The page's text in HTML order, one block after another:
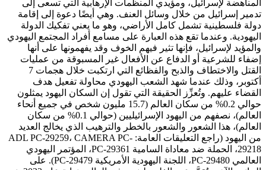
المناهضة لإسرائيل، ومؤيدي المنظمات الإرهابية التي تسعى إلى
تدمير إسرائيل من خلال وسائل العنف. وهي أيضًا دعوة إلى إقامة
دولة فلسطينية تشمل كامل الأراضي، وهو ما يعني تفكيك الدولة
اليهودية. وعندما تقع هذه العبارة على مسامع أفراد المجتمع اليهودي
والمؤيد لإسرائيل، فإنها تثير فيهم الخوف وقد يفهمونها على أنها
إضفاء للشرعية أو الدفاع عن الأفعال غير المسبوقة من عمليات
القتل والاختطاف والذبح والفظائع التي ارتكبت خلال هجمات 7
أكتوبر، وذلك عندما شهد الشعب اليهودي محاولة تفعيل هدف
القضاء عليهم. وتُعزِّز الحقيقة التي تقول إن السكان اليهود يمثلون
حوالي 0.2% من سكان العالم (15.7 مليون شخص في جميع أنحاء
العالم)، نصفهم من اليهود الإسرائيليين (حوالي 0.1% من سكان
العالم)، هذا الشعور والشعور بالخطر والترهيب الذي يخالج العديد
من اليهود (راجع التعليقات العامة: ADL PC-29259، CAMERA PC-
29218، الحملة ضد معاداة السامية PC-29361، المؤتمر اليهودي
العالمي PC-29480، اللجنة اليهودية الأمريكية PC-29479). على